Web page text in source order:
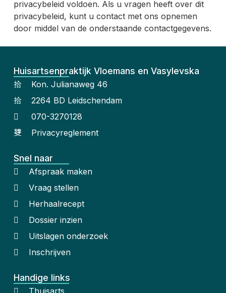
privacybeleid voldoen. Als u vragen heeft over dit
privacybeleid, kunt u contact met ons opnemen
door middel van de onderstaande contactgegevens.
Huisartsenpraktijk Vloemans en Vasylevska
Kon. Julianaweg 46
2264 BD Leidschendam
070-3270128
Privacyreglement
Snel naar
Afspraak maken
Vraag stellen
Herhaalrecept
Dossier inzien
Uitslagen onderzoek
Inschrijven
Handige links
Thuisarts